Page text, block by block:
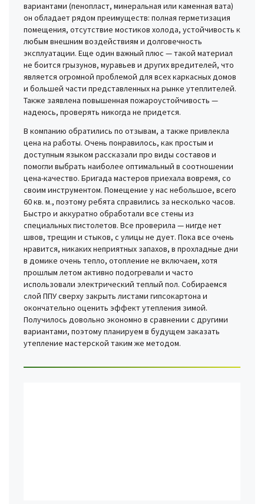
вариантами (пенопласт, минеральная или каменная вата)
он обладает рядом преимуществ: полная герметизация
помещения, отсутствие мостиков холода, устойчивость к
любым внешним воздействиям и долговечность
эксплуатации. Еще один важный плюс — такой материал
не боится грызунов, муравьев и других вредителей, что
является огромной проблемой для всех каркасных домов
и большей части представленных на рынке утеплителей.
Также заявлена повышенная пожароустойчивость —
надеюсь, проверять никогда не придется.
В компанию обратились по отзывам, а также привлекла
цена на работы. Очень понравилось, как простым и
доступным языком рассказали про виды составов и
помогли выбрать наиболее оптимальный в соотношении
цена-качество. Бригада мастеров приехала вовремя, со
своим инструментом. Помещение у нас небольшое, всего
60 кв. м., поэтому ребята справились за несколько часов.
Быстро и аккуратно обработали все стены из
специальных пистолетов. Все проверила — нигде нет
швов, трещин и стыков, с улицы не дует. Пока все очень
нравится, никаких неприятных запахов, в прохладные дни
в домике очень тепло, отопление не включаем, хотя
прошлым летом активно подогревали и часто
использовали электрический теплый пол. Собираемся
слой ППУ сверху закрыть листами гипсокартона и
окончательно оценить эффект утепления зимой.
Получилось довольно экономно в сравнении с другими
вариантами, поэтому планируем в будущем заказать
утепление мастерской таким же методом.